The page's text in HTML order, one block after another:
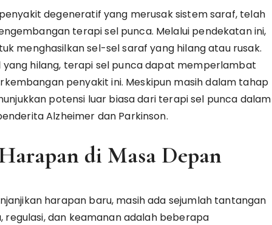
degeneratif yang merusak sistem saraf, telah
terapi sel punca. Melalui pendekatan ini,
menghasilkan sel-sel saraf yang hilang atau rusak.
hilang, terapi sel punca dapat memperlambat
penyakit ini. Meskipun masih dalam tahap
potensi luar biasa dari terapi sel punca dalam
Alzheimer dan Parkinson.
di Masa Depan
harapan baru, masih ada sejumlah tantangan
regulasi, dan keamanan adalah beberapa